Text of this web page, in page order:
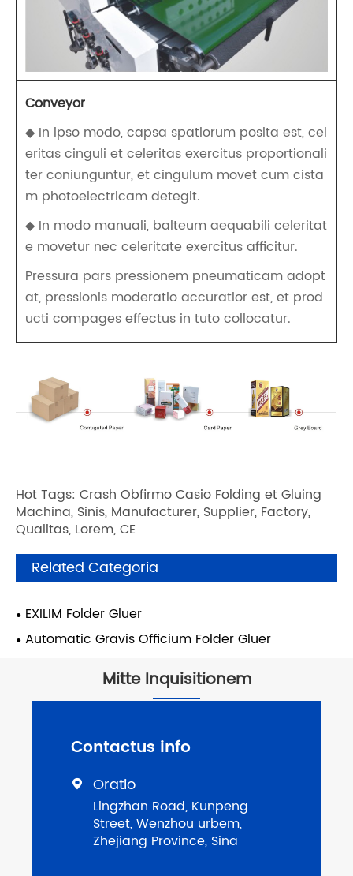
Conveyor
◆ In ipso modo, capsa spatiorum posita est, cel
eritas cinguli et celeritas exercitus proportionali
ter coniunguntur, et cingulum movet cum cista
m photoelectricam detegit.
◆ In modo manuali, balteum aequabili celeritat
e movetur nec celeritate exercitus afficitur.
Pressura pars pressionem pneumaticam adopt
at, pressionis moderatio accuratior est, et prod
ucti compages effectus in tuto collocatur.
Hot Tags: Crash Obfirmo Casio Folding et Gluing
Machina, Sinis, Manufacturer, Supplier, Factory,
Qualitas, Lorem, CE
Related Categoria
EXILIM Folder Gluer
Automatic Gravis Officium Folder Gluer
Mitte Inquisitionem
Contactus info
 Oratio
Lingzhan Road, Kunpeng
Street, Wenzhou urbem,
Zhejiang Province, Sina